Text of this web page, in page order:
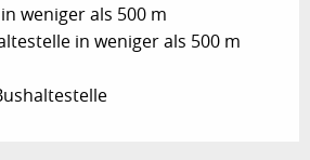
weniger als 500 m
in weniger als 500 m